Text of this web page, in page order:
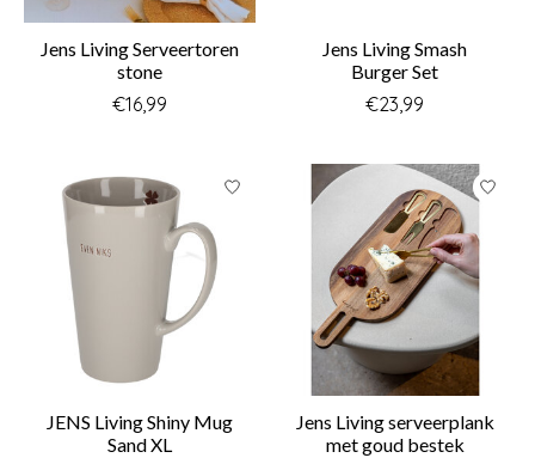
Jens Living Serveertoren
stone
€16,99
Jens Living Smash
Burger Set
€23,99
JENS Living Shiny Mug
Sand XL
Jens Living serveerplank
met goud bestek